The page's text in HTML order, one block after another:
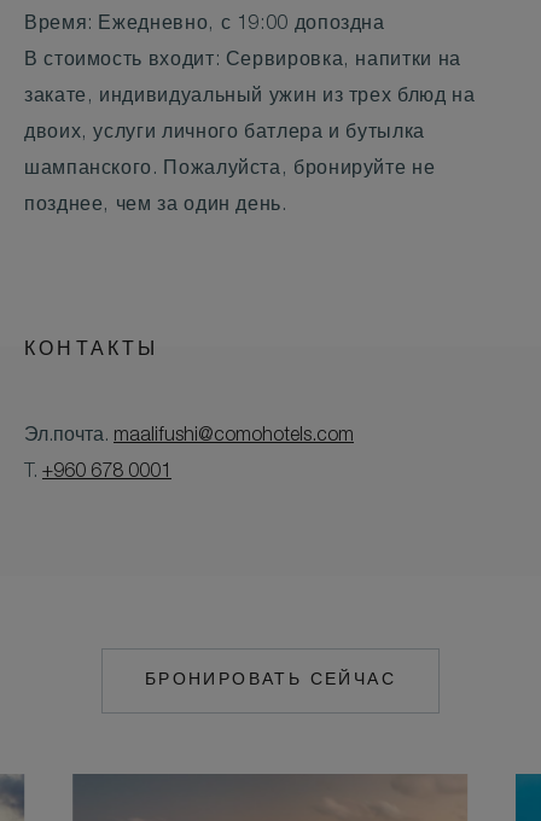
Время: Ежедневно, с 19:00 допоздна
В стоимость входит: Сервировка, напитки на
закате, индивидуальный ужин из трех блюд на
двоих, услуги личного батлера и бутылка
шампанского. Пожалуйста, бронируйте не
позднее, чем за один день.
КОНТАКТЫ
Эл.почта. maalifushi@comohotels.com
T. +960 678 0001
БРОНИРОВАТЬ СЕЙЧАС